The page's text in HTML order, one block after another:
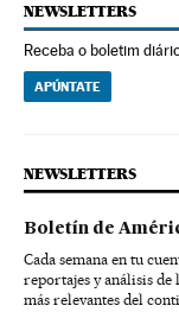
NEWSLETTERS
Receba o boletim
APÚNTATE
NEWSLETTERS
Boletín de
Cada semana en tu
reportajes y análisis de
más relevantes del